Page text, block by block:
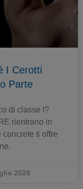
I Cerotti
Parte
di classe I?
rientrano in
ti offre
2026